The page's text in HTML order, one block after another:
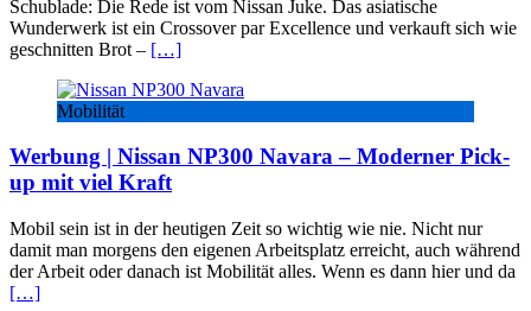
Schublade: Die Rede ist vom Nissan Juke. Das asiatische
Wunderwerk ist ein Crossover par Excellence und verkauft sich wie
geschnitten Brot – […]
Mobilität
Werbung | Nissan NP300 Navara – Moderner Pick-
up mit viel Kraft
Mobil sein ist in der heutigen Zeit so wichtig wie nie. Nicht nur
damit man morgens den eigenen Arbeitsplatz erreicht, auch während
der Arbeit oder danach ist Mobilität alles. Wenn es dann hier und da
[…]